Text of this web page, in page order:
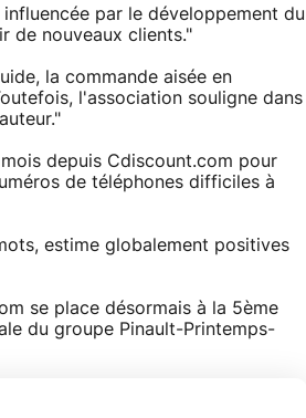
par le développement du
de nouveaux clients."
la commande aisée en
l'association souligne dans
depuis Cdiscount.com pour
de téléphones difficiles à
estime globalement positives
se place désormais à la 5ème
du groupe Pinault-Printemps-